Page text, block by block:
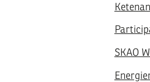
SKAO